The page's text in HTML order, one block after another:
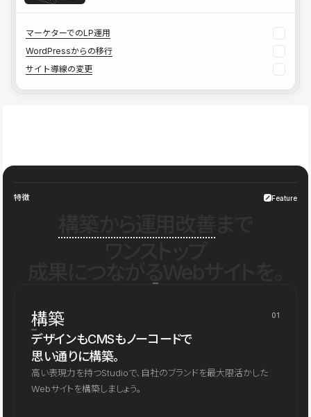
マーケターでのLP運用
WordPressからの移行
サイト導線の変更
特徴 Feature
構築 01
デザインもCMSもノーコードで
思い通りに構築。
高い表現力を持つStudioで、自社のブランドを最大限活かした
Webサイトを構築しましょう。